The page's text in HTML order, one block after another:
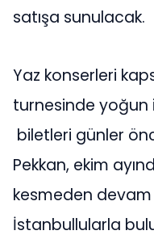
satışa sunulacak.
Yaz konserleri
turnesinde yoğun
biletleri günler
Pekkan, ekim
kesmeden
İstanbullularla